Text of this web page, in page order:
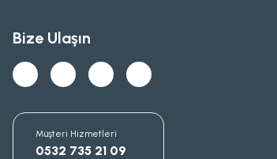
Bize Ulaşın
Müşteri Hizmetleri
0532 735 21 09